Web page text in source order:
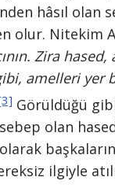
hâsıl olan
olur. Nitekim
Zira
amelleri yer
Görüldüğü
olan
ilgiyle